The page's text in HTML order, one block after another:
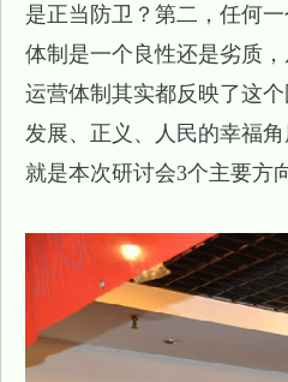
是正当防卫？第二，任何
体制是一个良性还是劣质
运营体制其实都反映了这
发展、正义、人民的幸福
就是本次研讨会3个主要方